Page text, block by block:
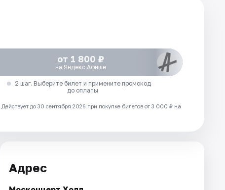
от 1 800 ₽
на Яндекс Афише
2 шаг. Выберите билет и примените промокод
до оплаты
Действует до 30 сентября 2026 при покупке билетов от 3 000 ₽ на
Адрес